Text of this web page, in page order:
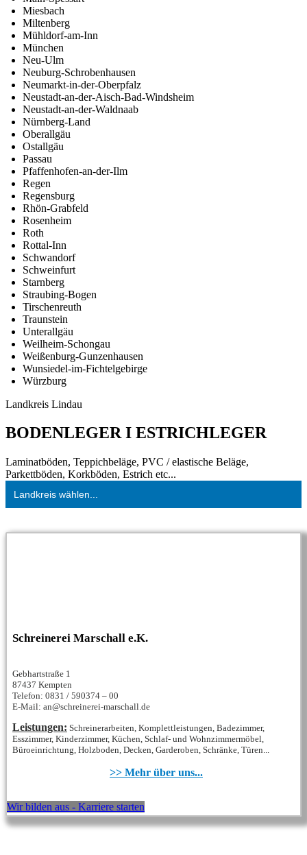
Miesbach
Miltenberg
Mühldorf-am-Inn
München
Neu-Ulm
Neuburg-Schrobenhausen
Neumarkt-in-der-Oberpfalz
Neustadt-an-der-Aisch-Bad-Windsheim
Neustadt-an-der-Waldnaab
Nürnberg-Land
Oberallgäu
Ostallgäu
Passau
Pfaffenhofen-an-der-Ilm
Regen
Regensburg
Rhön-Grabfeld
Rosenheim
Roth
Rottal-Inn
Schwandorf
Schweinfurt
Starnberg
Straubing-Bogen
Tirschenreuth
Traunstein
Unterallgäu
Weilheim-Schongau
Weißenburg-Gunzenhausen
Wunsiedel-im-Fichtelgebirge
Würzburg
Landkreis Lindau
BODENLEGER I ESTRICHLEGER
Laminatböden, Teppichbeläge, PVC / elastische Beläge,
Parkettböden, Korkböden, Estrich etc...
Landkreis wählen...
Schreinerei Marschall e.K.
Gebhartstraße 1
87437 Kempten
Telefon: 0831 / 590374 – 00
E-Mail: an@schreinerei-marschall.de
Leistungen: Schreinerarbeiten, Komplettleistungen, Badezimmer,
Esszimmer, Kinderzimmer, Küchen, Schlaf- und Wohnzimmermöbel,
Büroeinrichtung, Holzboden, Decken, Garderoben, Schränke, Türen...
>> Mehr über uns...
Wir bilden aus - Karriere starten